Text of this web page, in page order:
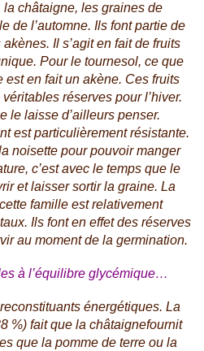
châtaigne, les graines de
de l’automne. Ils font partie de
Il s’agit en fait de fruits
Pour le tournesol, ce que
est en fait un akène. Ces fruits
réserves pour l’hiver.
le laisse d’ailleurs penser.
est particulièrement résistante.
noisette pour pouvoir manger
c’est avec le temps que le
et laisser sortir la graine. La
famille est relativement
Ils font en effet des réserves
au moment de la germination.
à l’équilibre glycémique…
énergétiques. La
%) fait que la châtaignefournit
que la pomme de terre ou la